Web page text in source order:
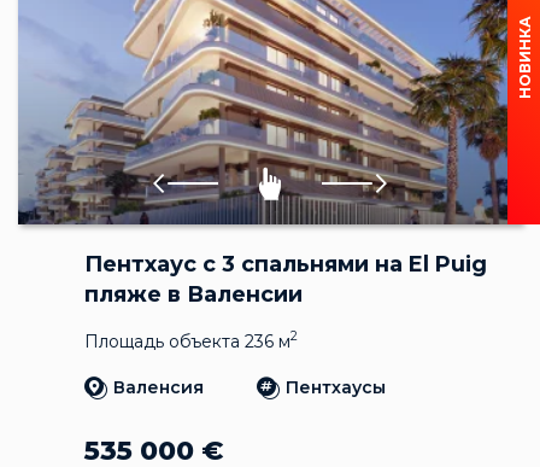
НОВИНКА
Пентхаус с 3 спальнями на El Puig
пляже в Валенсии
Площадь объекта 236 м2
Валенсия Пентхаусы
535 000 €